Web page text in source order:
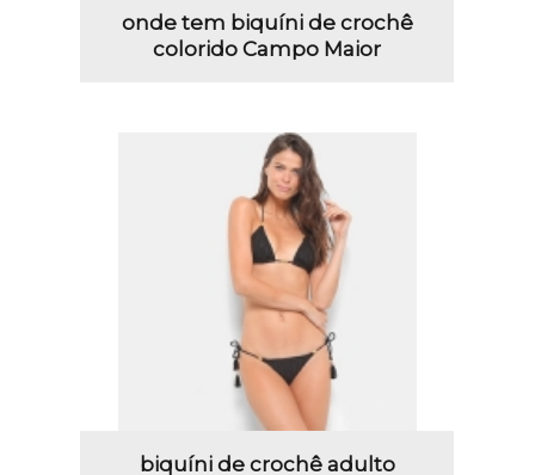
onde tem biquíni de crochê
colorido Campo Maior
biquíni de crochê adulto